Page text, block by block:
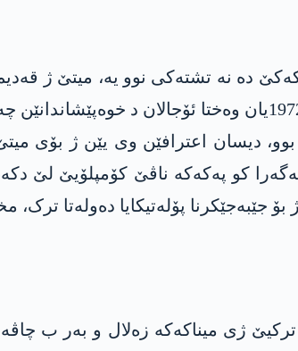
ده‌ نه‌ تشته‌كی نوو یه‌، میتێ ژ
ده‌لیل و ڤیدیۆ ڤێ گۆتنا مه‌ ئیسپات دكن، ژ بوویه‌را 7 نیسانا
دیسان اعترافێن وی یێن ژ بۆی
پشتی ڤه‌گه‌را ئۆجالان بۆ تركیێ ل سالا 1999ێ، ڤه‌گه‌را كو
ژی میناكه‌كه‌ زه‌لال و به‌ر ب